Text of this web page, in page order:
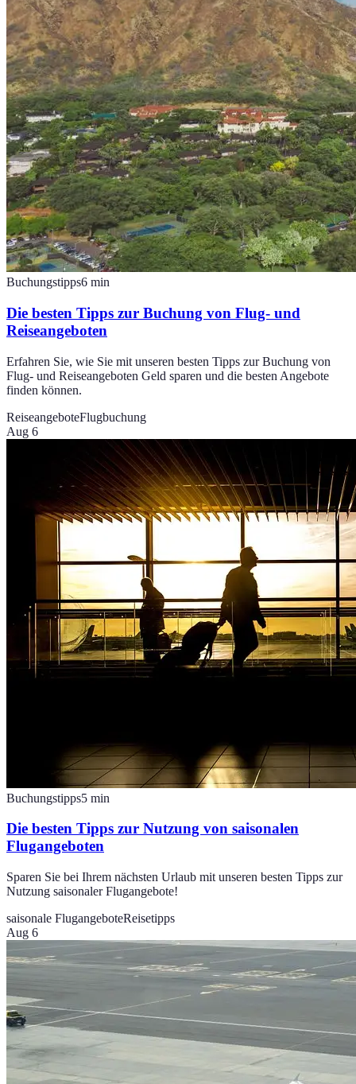
Buchungstipps6 min
Die besten Tipps zur Buchung von Flug- und
Reiseangeboten
Erfahren Sie, wie Sie mit unseren besten Tipps zur Buchung von
Flug- und Reiseangeboten Geld sparen und die besten Angebote
finden können.
ReiseangeboteFlugbuchung
Aug 6
Buchungstipps5 min
Die besten Tipps zur Nutzung von saisonalen
Flugangeboten
Sparen Sie bei Ihrem nächsten Urlaub mit unseren besten Tipps zur
Nutzung saisonaler Flugangebote!
saisonale FlugangeboteReisetipps
Aug 6